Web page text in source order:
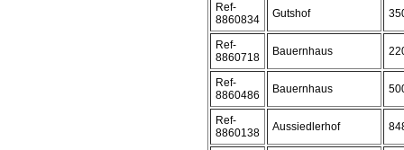
Ref-
8860834
Gutshof
Ref-
8860718
Bauernhaus
Ref-
8860486
Bauernhaus
Ref-
8860138
Aussiedlerhof